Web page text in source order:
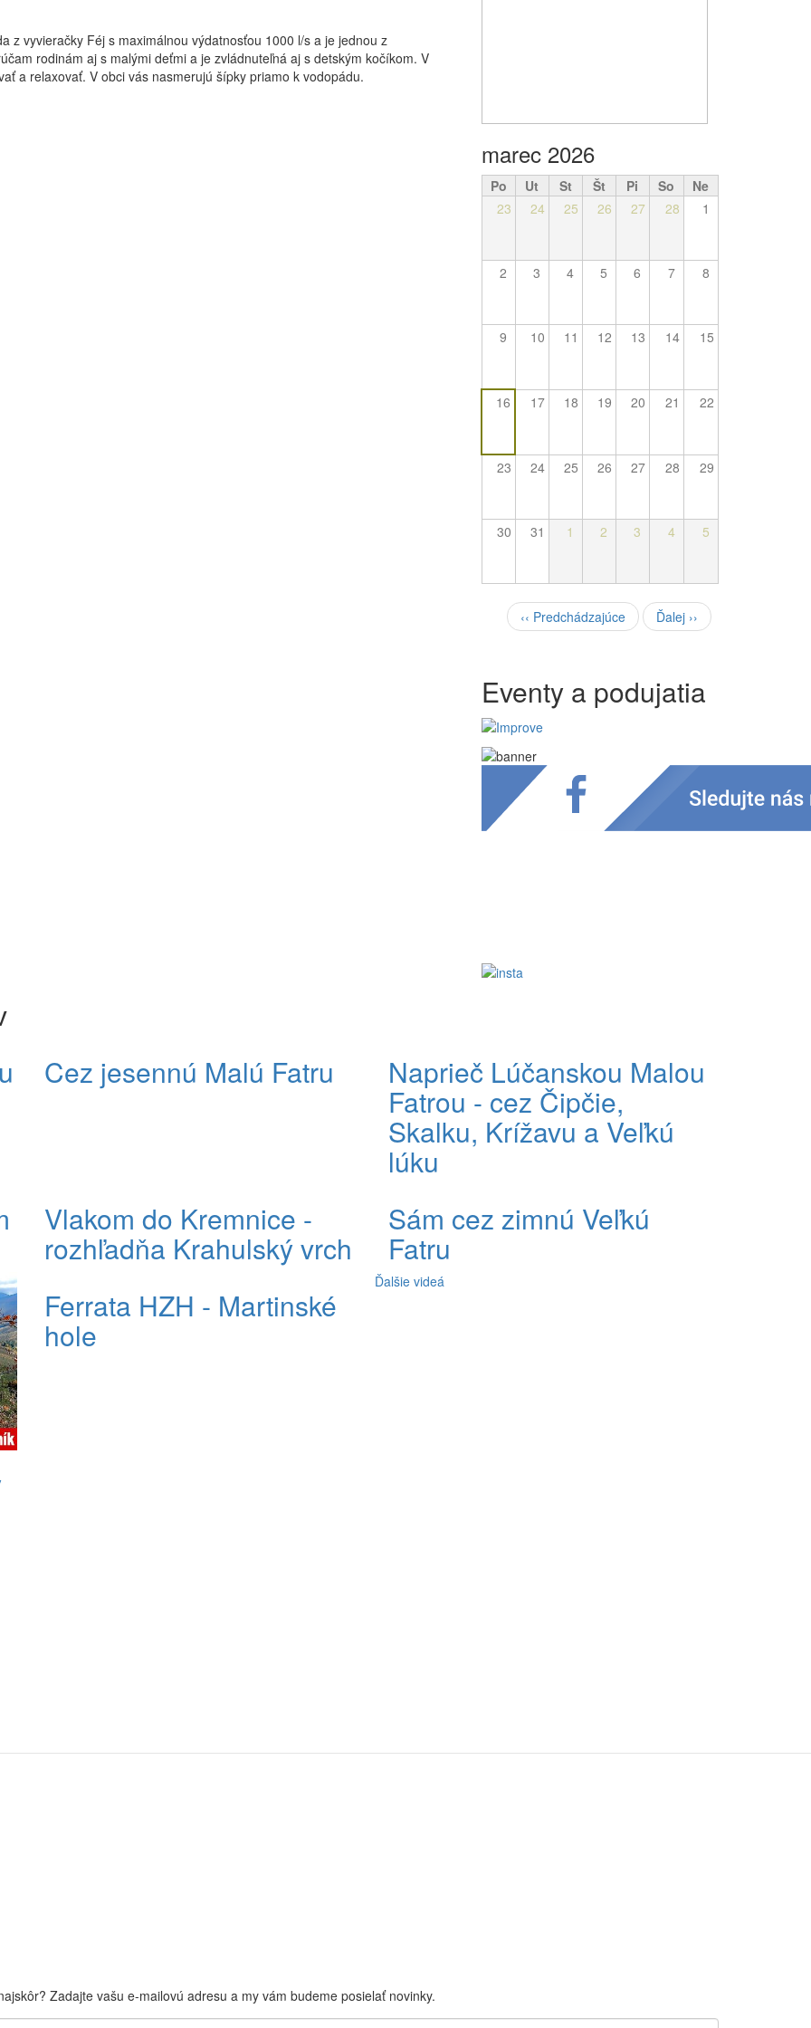
z vyvieračky Féj s maximálnou výdatnosťou 1000 l/s a je jednou z
rodinám aj s malými deťmi a je zvládnuteľná aj s detským kočíkom. V
a relaxovať. V obci vás nasmerujú šípky priamo k vodopádu.
marec 2026
Po Ut St Št Pi So
Ne
23
24 25 26 27 28 1
2 3 4 5 6 7 8
9 10 11 12 13 14 15
16 17 18 19 20 21 22
23 24 25 26 27 28 29
30 31 1 2 3 4 5
Pagination
‹‹ Predchádzajúce Ďalej ››
Eventy a podujatia
Cez jesennú Malú Fatru Naprieč Lúčanskou Malou
Fatrou - cez Čipčie,
Skalku, Krížavu a Veľkú
lúku
Vlakom do Kremnice -
rozhľadňa Krahulský vrch
Sám cez zimnú Veľkú
Fatru
Ferrata HZH - Martinské
hole
Ďalšie videá
Zadajte vašu e-mailovú adresu a my vám budeme posielať novinky.